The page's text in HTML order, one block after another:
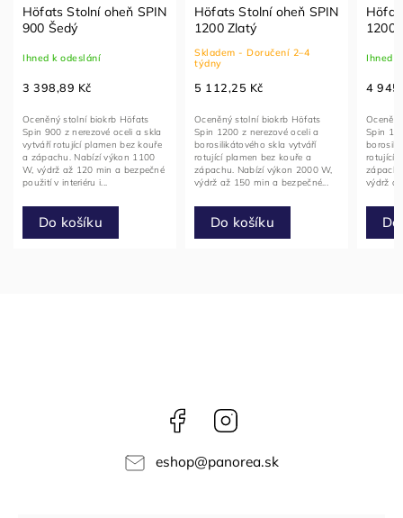
Höfats Stolní oheň SPIN
900 Šedý
Ihned k odeslání
3 398,89 Kč
Do košíku
Oceněný stolní biokrb Höfats
Spin 900 z nerezové oceli a skla
vytváří rotující plamen bez kouře
a zápachu. Nabízí výkon 1100
W, výdrž až 120 min a bezpečné
použití v interiéru i...
Höfats Stolní oheň SPIN
1200 Zlatý
Skladem - Doručení 2–4
týdny
5 112,25 Kč
Do košíku
Oceněný stolní biokrb Höfats
Spin 1200 z nerezové oceli a
borosilikátového skla vytváří
rotující plamen bez kouře a
zápachu. Nabízí výkon 2000 W,
výdrž až 150 min a bezpečné...
1200
Ihned
4 945
Spin
rotující
výdrž
Facebook
eshop@panorea.sk